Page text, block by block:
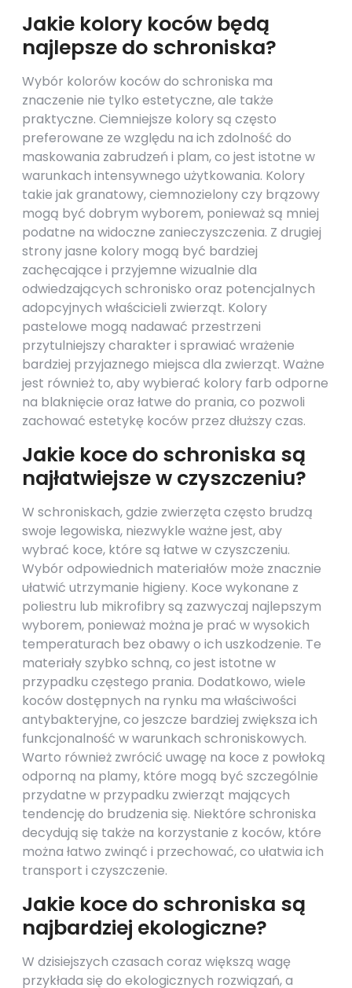
Jakie kolory koców będą
najlepsze do schroniska?
Wybór kolorów koców do schroniska ma
znaczenie nie tylko estetyczne, ale także
praktyczne. Ciemniejsze kolory są często
preferowane ze względu na ich zdolność do
maskowania zabrudzeń i plam, co jest istotne w
warunkach intensywnego użytkowania. Kolory
takie jak granatowy, ciemnozielony czy brązowy
mogą być dobrym wyborem, ponieważ są mniej
podatne na widoczne zanieczyszczenia. Z drugiej
strony jasne kolory mogą być bardziej
zachęcające i przyjemne wizualnie dla
odwiedzających schronisko oraz potencjalnych
adopcyjnych właścicieli zwierząt. Kolory
pastelowe mogą nadawać przestrzeni
przytulniejszy charakter i sprawiać wrażenie
bardziej przyjaznego miejsca dla zwierząt. Ważne
jest również to, aby wybierać kolory farb odporne
na blaknięcie oraz łatwe do prania, co pozwoli
zachować estetykę koców przez dłuższy czas.
Jakie koce do schroniska są
najłatwiejsze w czyszczeniu?
W schroniskach, gdzie zwierzęta często brudzą
swoje legowiska, niezwykle ważne jest, aby
wybrać koce, które są łatwe w czyszczeniu.
Wybór odpowiednich materiałów może znacznie
ułatwić utrzymanie higieny. Koce wykonane z
poliestru lub mikrofibry są zazwyczaj najlepszym
wyborem, ponieważ można je prać w wysokich
temperaturach bez obawy o ich uszkodzenie. Te
materiały szybko schną, co jest istotne w
przypadku częstego prania. Dodatkowo, wiele
koców dostępnych na rynku ma właściwości
antybakteryjne, co jeszcze bardziej zwiększa ich
funkcjonalność w warunkach schroniskowych.
Warto również zwrócić uwagę na koce z powłoką
odporną na plamy, które mogą być szczególnie
przydatne w przypadku zwierząt mających
tendencję do brudzenia się. Niektóre schroniska
decydują się także na korzystanie z koców, które
można łatwo zwinąć i przechować, co ułatwia ich
transport i czyszczenie.
Jakie koce do schroniska są
najbardziej ekologiczne?
W dzisiejszych czasach coraz większą wagę
przykłada się do ekologicznych rozwiązań, a